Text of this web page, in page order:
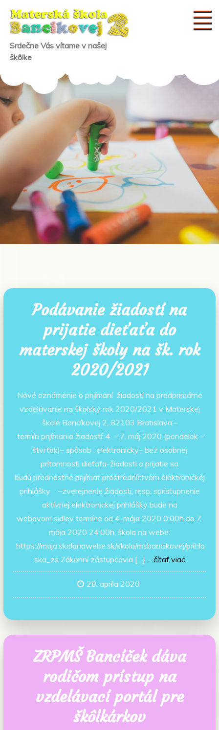
content
Srdečne Vás vítame v našej
škôlke
Podávanie žiadostí na
prijatie dieťaťa do
materskej školy na šk. rok
2020/2021
Nové oznámenie o prijímaní žiadostí na predprimárne
vzdelávanie na školský rok 2020/2021 v Materskej
škole Bancíkovej 2, 82103 Bratislava:–
termín prijímania žiadostí: 4. – 7. máj 2020 (pondelok –
štvrtok)– spôsob : elektronicky– bez osobnej
prítomnosti dieťaťa-žiadosti o prijatie sa
budú prednostne prijímať prostredníctvom elektronickej
prihlášky –zverejnenie žiadosti, resp. sprístupnenie
aktívnej elektronickej prihlášky bude na
webovom sidlev termíne od 4. mája 2020 0:00h do 7.
mája 2020 24:00h, škola na webe:
https://moja.skolanawebe.sk/skola/msbancikovej/prihla
ska_zs Zákonní zástupcovia […]
... čítať viac
28. apríla 2020
ZRPMŠ Bancíček dáva
rodičom prístup na
vzdelávací portál pre
škôlkárkov